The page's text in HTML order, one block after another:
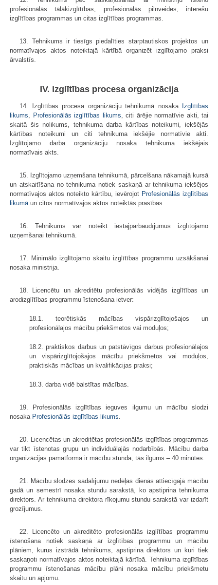
profesionālās tālākizglītības, profesionālās pilnveides, interešu
izglītības programmas un citas izglītības programmas.
13. Tehnikums ir tiesīgs piedalīties starptautiskos projektos un
normatīvajos aktos noteiktajā kārtībā organizēt izglītojamo praksi
ārvalstīs.
IV. Izglītības procesa organizācija
14. Izglītības procesa organizāciju tehnikumā nosaka
Izglītības
likums
Profesionālās izglītības likums , citi ārējie normatīvie akti, tai
skaitā šis nolikums, tehnikuma darba kārtības noteikumi, iekšējās
kārtības noteikumi un citi tehnikuma iekšējie normatīvie akti.
Izglītojamo darba organizāciju nosaka tehnikuma iekšējais
normatīvais akts.
15. Izglītojamo uzņemšana tehnikumā, pārcelšana nākamajā kursā
un atskaitīšana no tehnikuma notiek saskaņā ar tehnikuma iekšējos
normatīvajos aktos noteikto kārtību, ievērojot Profesionālās izglītības
likumā un citos normatīvajos aktos noteiktās prasības.
16. Tehnikums var noteikt iestājpārbaudījumus izglītojamo
uzņemšanai tehnikumā.
17. Minimālo izglītojamo skaitu izglītības programmu uzsākšanai
nosaka ministrija.
18. Licencētu un akreditētu profesionālās vidējās izglītības un
arodizglītības programmu īstenošana ietver:
18.1. teorētiskās mācības vispārizglītojošajos un
profesionālajos mācību priekšmetos vai moduļos;
18.2. praktiskos darbus un patstāvīgos darbus profesionālajos
un vispārizglītojošajos mācību priekšmetos vai moduļos,
praktiskās mācības un kvalifikācijas praksi;
18.3. darba vidē balstītas mācības.
19. Profesionālās izglītības ieguves ilgumu un mācību slodzi
nosaka Profesionālās izglītības likums
20. Licencētas un akreditētas profesionālās izglītības programmas
var tikt īstenotas grupu un individuālajās nodarbībās. Mācību darba
organizācijas pamatforma ir mācību stunda, tās ilgums – 40 minūtes.
21. Mācību slodzes sadalījumu nedēļas dienās attiecīgajā mācību
gadā un semestrī nosaka stundu sarakstā, ko apstiprina tehnikuma
direktors. Ar tehnikuma direktora rīkojumu stundu sarakstā var izdarīt
grozījumus.
22. Licencēto un akreditēto profesionālās izglītības programmu
īstenošana notiek saskaņā ar izglītības programmu un mācību
plāniem, kurus izstrādā tehnikums, apstiprina direktors un kuri tiek
saskaņoti normatīvajos aktos noteiktajā kārtībā. Tehnikuma izglītības
programmu īstenošanas mācību plāni nosaka mācību priekšmetu
skaitu un apjomu.